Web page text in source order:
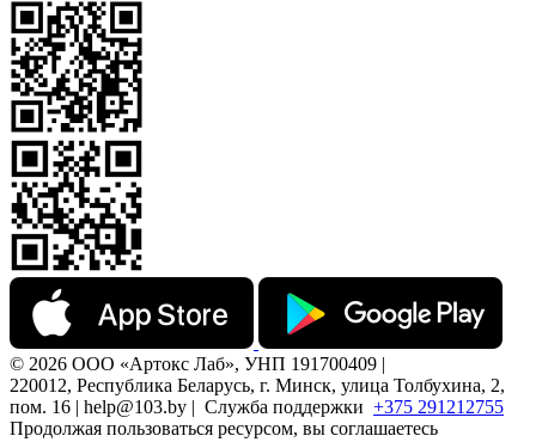
© 2026 ООО «Артокс Лаб», УНП 191700409 |
220012, Республика Беларусь, г. Минск, улица Толбухина, 2,
пом. 16 | help@103.by | Служба поддержки +375 291212755
Продолжая пользоваться ресурсом, вы соглашаетесь